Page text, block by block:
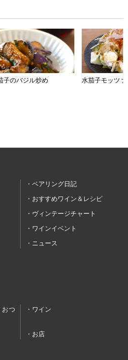
子のバジル炒め 水茄子モッツァ
ペアリング日記
おすすめワイン＆レシピ
ヴィンテージチャート
ワインイベント
ニュース
おつ
ワイン
お店